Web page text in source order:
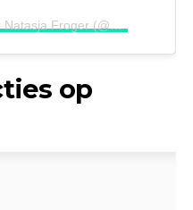
op